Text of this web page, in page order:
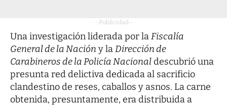
- Publicidad -
Una investigación liderada por laFiscalía
General de la Nación y laDirección de
Carabineros de la Policía Nacionaldescubrió una
presunta red delictiva dedicada al sacrificio
clandestino de reses, caballos y asnos. La carne
obtenida, presuntamente, era distribuida a